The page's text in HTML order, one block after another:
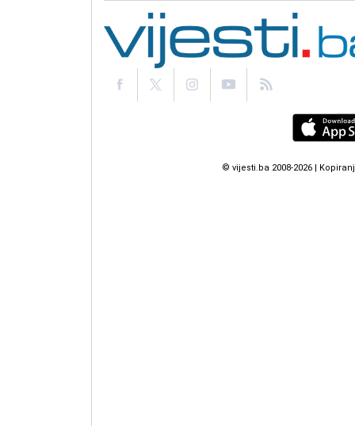
© vijesti.ba 2008-2026 |